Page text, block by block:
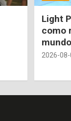
Light
como
2026-08-